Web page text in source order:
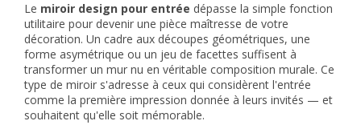
Le miroir design pour entrée dépasse la simple fonction
utilitaire pour devenir une pièce maîtresse de votre
décoration. Un cadre aux découpes géométriques, une
forme asymétrique ou un jeu de facettes suffisent à
transformer un mur nu en véritable composition murale. Ce
type de miroir s'adresse à ceux qui considèrent l'entrée
comme la première impression donnée à leurs invités — et
souhaitent qu'elle soit mémorable.